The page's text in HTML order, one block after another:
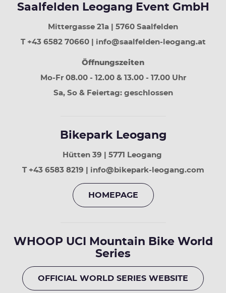
TageSaalfelden Leogang Event GmbH
Mittergasse 21a | 5760 Saalfelden
T +43 6582 70660 | info@saalfelden-leogang.at
Öffnungszeiten
Mo-Fr 08.00 - 12.00 & 13.00 - 17.00 Uhr
Sa, So & Feiertag: geschlossen
Bikepark Leogang
Hütten 39 | 5771 Leogang
T +43 6583 8219 | info@bikepark-leogang.com
HOMEPAGE
WHOOP UCI Mountain Bike World
Series
OFFICIAL WORLD SERIES WEBSITE